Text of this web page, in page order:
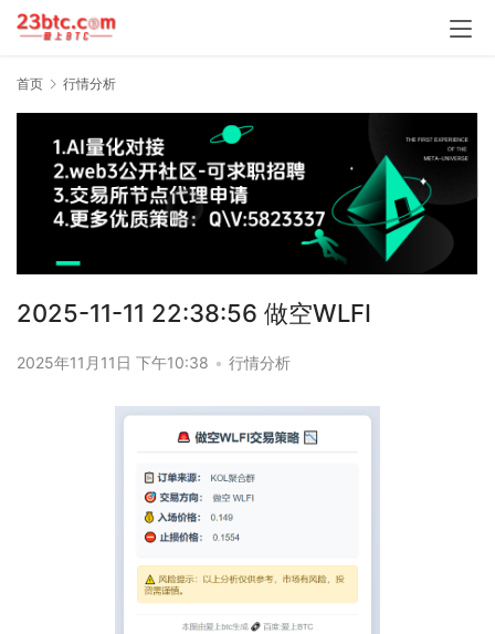
首页 行情分析
2025-11-11 22:38:56 做空WLFI
2025年11月11日 下午10:38 • 行情分析